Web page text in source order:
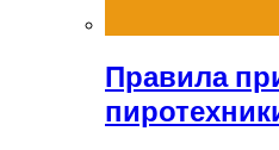
Правила